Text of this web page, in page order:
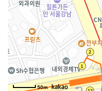
50m